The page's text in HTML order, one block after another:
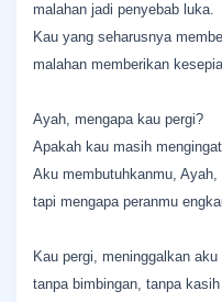
malahan jadi penyebab luka.
Kau yang seharusnya
malahan memberikan
Ayah, mengapa kau pergi?
Apakah kau masih
Aku membutuhkanmu, Ayah,
tapi mengapa peranmu
Kau pergi, meninggalkan aku
tanpa bimbingan, tanpa